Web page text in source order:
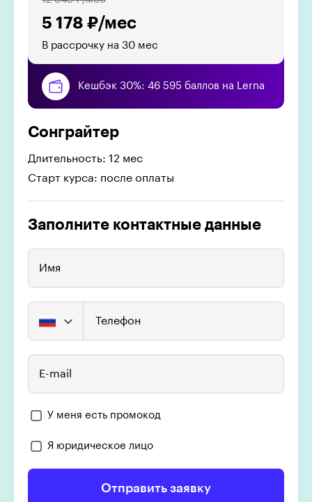
5 178 ₽/мес
В рассрочку на 30 мес
Кешбэк 30%: 46 595 баллов на Lerna
Сонграйтер
Длительность: 12 мес
Старт курса: после оплаты
Заполните контактные данные
Имя
Телефон
E-mail
У меня есть промокод
Я юридическое лицо
Отправить заявку